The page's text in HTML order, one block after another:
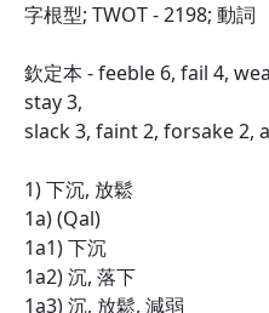
字根型; TWOT - 2198; 動詞
欽定本 - feeble 6, fail 4,
stay 3,
slack 3, faint 2, forsake 2,
1) 下沉, 放鬆
1a) (Qal)
1a1) 下沉
1a2) 沉, 落下
1a3) 沉, 放鬆, 減弱